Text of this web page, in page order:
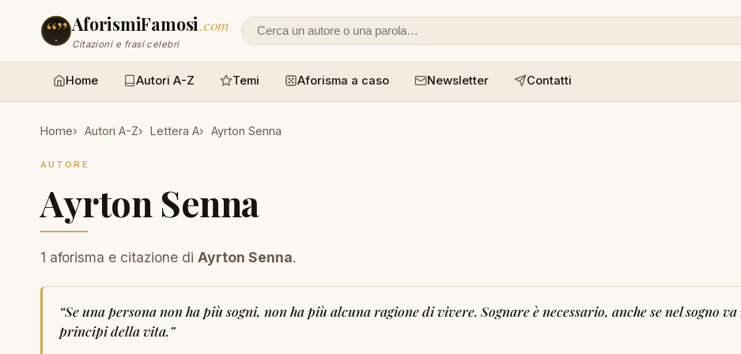
AforismiFamosi.com
Citazioni e frasi celebri Cerca un autore o un aforisma
Home Autori A-Z Temi Aforisma a caso Newsletter Contatti
Home Autori A-Z Lettera A Ayrton Senna
AUTORE
Ayrton Senna
1 aforisma e citazione diAyrton Senna.
“Se una persona non ha più sogni, non ha più alcuna ragione di vivere. Sognare è necessario, anche se nel sogno
principi della vita.”